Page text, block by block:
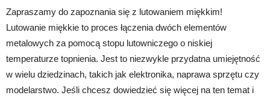
Zapraszamy do zapoznania się z lutowaniem miękkim!
Lutowanie miękkie to proces łączenia dwóch elementów
metalowych za pomocą stopu lutowniczego o niskiej
temperaturze topnienia. Jest to niezwykle przydatna umiejętność
w wielu dziedzinach, takich jak elektronika, naprawa sprzętu czy
modelarstwo. Jeśli chcesz dowiedzieć się więcej na ten temat i